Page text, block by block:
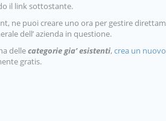
il link sottostante.
ne puoi creare uno ora per gestire
dell’ azienda in questione.
dellecategorie gia’ esistenti, crea un
gratis.